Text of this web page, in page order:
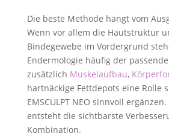
Die beste Methode hängt vom
Wenn vor allem die Hautstruktur
Bindegewebe im Vordergrund
Endermologie häufig der
zusätzlich Muskelaufbau,
hartnäckige Fettdepots eine Rolle
EMSCULPT NEO sinnvoll
entsteht die sichtbarste
Kombination.